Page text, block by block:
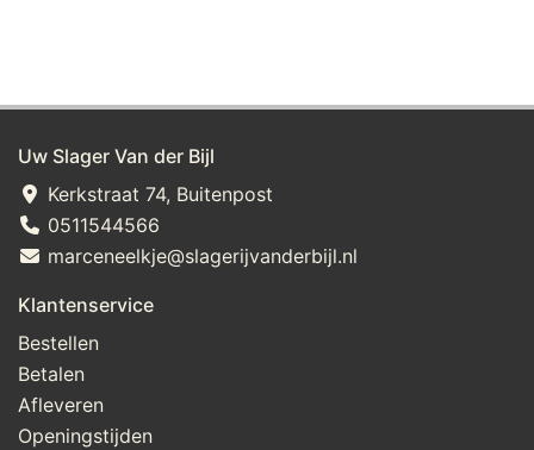
Uw Slager Van der Bijl
Kerkstraat 74, Buitenpost
0511544566
marceneelkje@slagerijvanderbijl.nl
Klantenservice
Bestellen
Betalen
Afleveren
Openingstijden